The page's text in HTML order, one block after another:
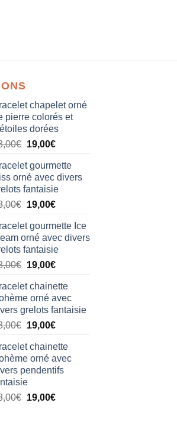
chapelet orné
pierre colorés et
dorées
€ Le
initial
était :
38,00€.
19,00€Le
actuel
est :
19,00€.
gourmette
orné avec divers
fantaisie
€ Le
initial
était :
38,00€.
19,00€Le
actuel
est :
19,00€.
gourmette Ice
orné avec divers
fantaisie
€ Le
initial
était :
38,00€.
19,00€Le
actuel
est :
19,00€.
chainette
orné avec
grelots fantaisie
€ Le
initial
était :
38,00€.
19,00€Le
actuel
est :
19,00€.
chainette
orné avec
pendentifs
€ Le
19,00€Le